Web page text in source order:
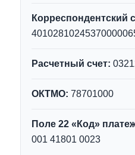
Корреспондентский
Расчетный счет:
ОКТМО: 78701000
Поле 22 «Код»
001 41801 0023